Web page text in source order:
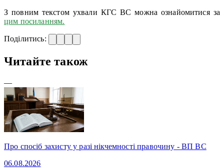
З повним текстом ухвали КГС ВС можна ознайомитися за
цим посиланням.
Поділитись:
Читайте також
—
Про спосіб захисту у разі нікчемності правочину - ВП ВС
06.08.2026